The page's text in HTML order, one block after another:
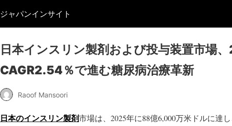
ジャパンインサイト
日本インスリン製剤および投与装置市場
CAGR2.54％で進む糖尿病治療革新
Raoof Mansoori
日本のインスリン製剤市場は、2025年に88億6,000万米ドルに達